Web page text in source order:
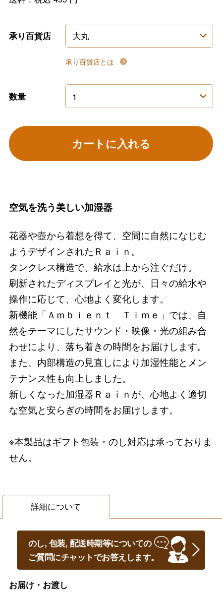
承り百貨店
承り百貨店とは
数量
カートに入れる
空気を洗う美しい加湿器
花器や壺から着想を得て、空間に自然になじむ
ようデザインされたＲａｉｎ。
タンクレス構造で、給水は上から注ぐだけ。
刷新されたディスプレイと光が、日々の給水や
操作に応じて、心地よく変化します。
新機能「Ａｍｂｉｅｎｔ Ｔｉｍｅ」では、自
然をテーマにしたサウンド・映像・光の組み合
わせにより、落ち着きの時間をお届けします。
また、内部構造の見直しにより加湿性能とメン
テナンス性も向上しました。
新しくなった加湿器Ｒａｉｎが、心地よく適切
な空気と安らぎの時間をお届けします。
※本製品はギフト包装・のし対応は承っておりま
せん。
詳細について
のし, 包装, 配送時期等についての
ご質問にチャットでお答えします。
お届け・お渡し